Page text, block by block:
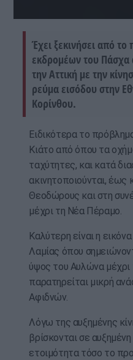
Έχει ξεκινήσει από
εκδρομέων του Πάσχα
την Αττική με την
ρεύμα εισόδου στην
Κορίνθου.
Ειδικότερα το
Κιάτο από όπου τα
ταχύτητες, και κατά
ακινητοποιούνται, έως
Θεοδώρους και στη
μέχρι τη Νέα Πέραμο.
Καλύτερη είναι η
Λαμίας όπου
ύψος του Αυλώνα
παρατηρείται μικρή
Αφιδνών.
Λόγω της αυξημένης
βρίσκονται σε αυξημένη
ετοιμότητα τόσο το